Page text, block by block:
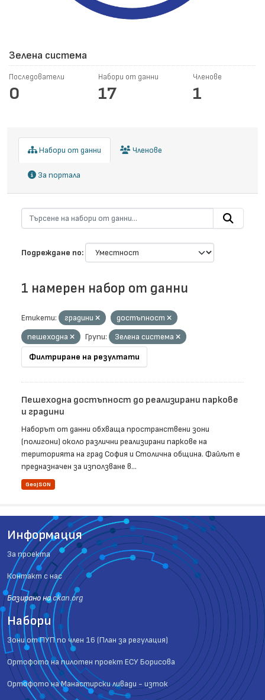
Зелена система
Последователи
0
Набори от данни
17
Членове
1
Набори от данни Членове
За портала
Подреждане по
1 намерен набор от данни
Етикети: градини
достъпност
пешеходна
Групи:
Зелена система
Филтриране на резултати
Пешеходна достъпност до реализирани паркове
и градини
Наборът от данни обхваща пространствени зони
(полигони) около различни реализирани паркове на
територията на град София и Столична община. Файлът е
предназначен за използване в...
GeoJSON
Информация
За проекта
Контакт с нас
Базиранo наckan.org
Набори
Зони от ПУП по член 16 (План за регулация)
Ортофото на пилотен проект ЕСУ Борисова
Ортофото на Манастирски ливади - изток